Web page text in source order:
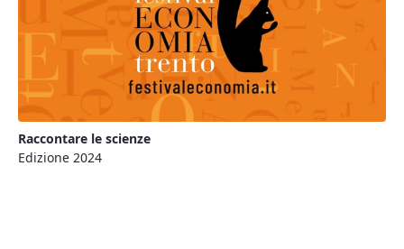
Raccontare le scienze
Edizione 2024